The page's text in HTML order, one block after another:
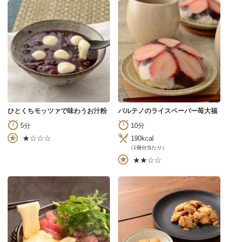
ひとくちモッツァで味わうお汁粉
5分
★☆☆☆
パルテノのライスペーパー苺大福
10分
190kcal
（1個分当たり）
★★☆☆